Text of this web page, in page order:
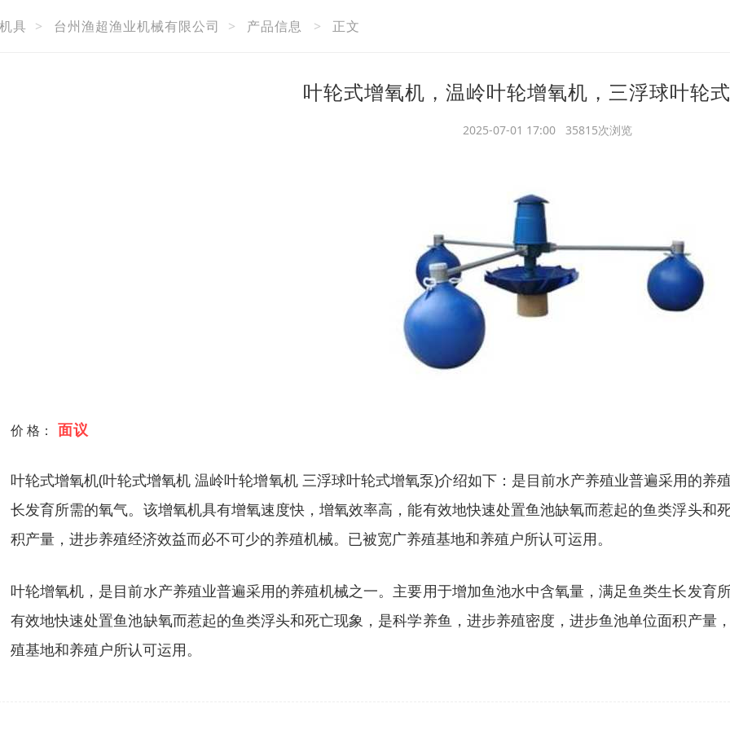
具 > 台州渔超渔业机械有限公司 > 产品信息 > 正文
叶轮式增氧机，温岭叶轮增氧机，三浮球叶轮
2025-07-01 17:00 35815次浏览
价 格： 面议
叶轮式增氧机(叶轮式增氧机 温岭叶轮增氧机 三浮球叶轮式增氧泵)介绍如下：是目前水产养殖业普遍采用的
长发育所需的氧气。该增氧机具有增氧速度快，增氧效率高，能有效地快速处置鱼池缺氧而惹起的鱼类浮头和
积产量，进步养殖经济效益而必不可少的养殖机械。已被宽广养殖基地和养殖户所认可运用。
叶轮增氧机，是目前水产养殖业普遍采用的养殖机械之一。主要用于增加鱼池水中含氧量，满足鱼类生长发育
有效地快速处置鱼池缺氧而惹起的鱼类浮头和死亡现象，是科学养鱼，进步养殖密度，进步鱼池单位面积产量
殖基地和养殖户所认可运用。